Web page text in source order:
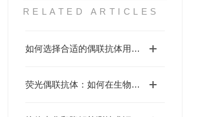
RELATED ARTICLES
如何选择合适的偶联抗体用于实验研究？
荧光偶联抗体：如何在生物医学研究中实现精准检测？